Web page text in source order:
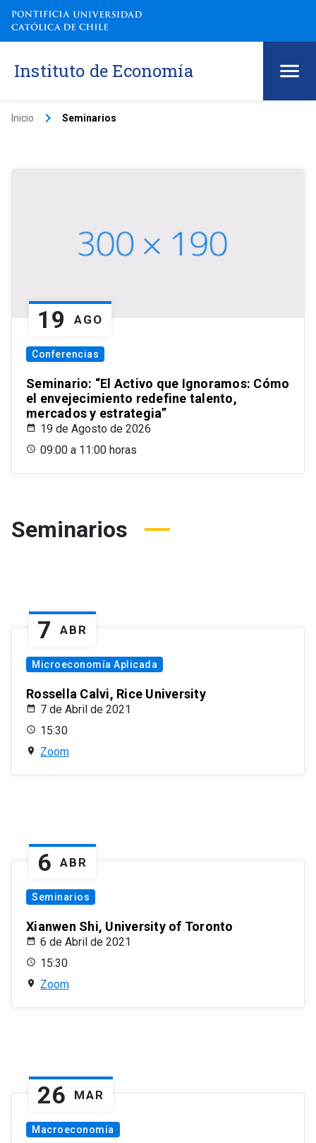
Instituto de Economía
Inicio keyboard_arrow_right Seminarios
19 AGO
Conferencias
Seminario: “El Activo que Ignoramos: Cómo
el envejecimiento redefine talento,
mercados y estrategia”
19 de Agosto de 2026
09:00 a 11:00 horas
Seminarios
7 ABR
Microeconomía Aplicada
Rossella Calvi, Rice University
7 de Abril de 2021
15:30
Zoom
6 ABR
Seminarios
Xianwen Shi, University of Toronto
6 de Abril de 2021
15:30
Zoom
26 MAR
Macroeconomía